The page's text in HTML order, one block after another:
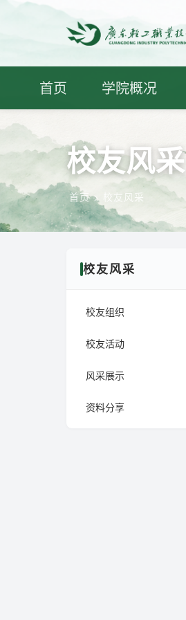
首页 学院概况
校友风采
首页> 校友风采
校友风采
校友组织
校友活动
风采展示
资料分享